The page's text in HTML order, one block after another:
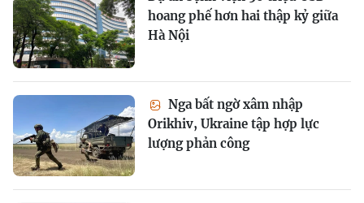
hoang phế hơn hai thập kỷ giữa
Hà Nội
Nga bất ngờ xâm nhập
Orikhiv, Ukraine tập hợp lực
lượng phản công